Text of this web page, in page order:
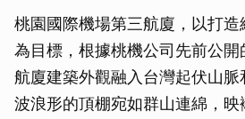
桃園國際機場第三航廈，以打
為目標，根據桃機公司先前公
航廈建築外觀融入台灣起伏山脈
波浪形的頂棚宛如群山連綿，